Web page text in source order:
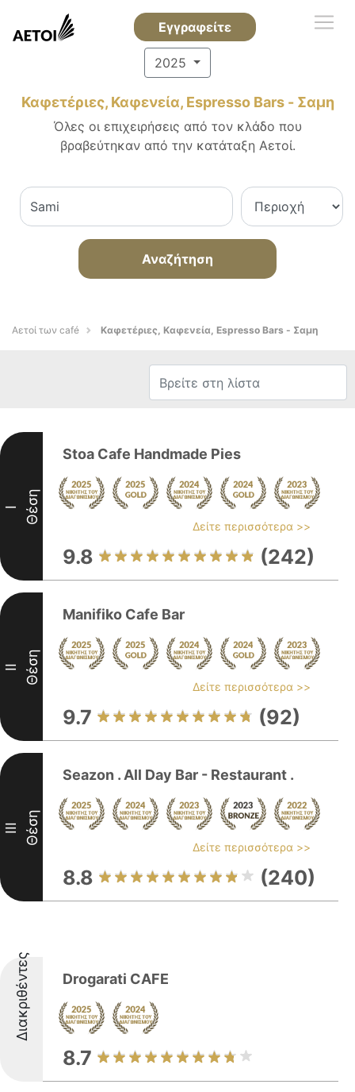
Εγγραφείτε
2025
Καφετέριες, Καφενεία, Espresso Bars - Σαμη
Όλες οι επιχειρήσεις από τον κλάδο που
βραβεύτηκαν από την κατάταξη Αετοί.
Αναζήτηση
Αετοί των café Καφετέριες, Καφενεία, Espresso Bars - Σαμη
I Θέση
Stoa Cafe Handmade Pies
Δείτε περισσότερα >>
9.8 (242)
II Θέση
Manifiko Cafe Bar
Δείτε περισσότερα >>
9.7 (92)
III Θέση
Seazon . All Day Bar - Restaurant .
Δείτε περισσότερα >>
8.8 (240)
Διακριθέντες Drogarati CAFE
8.7